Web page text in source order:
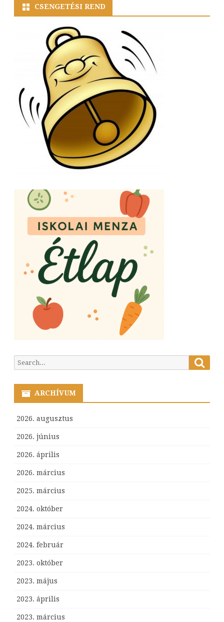
CSENGETÉSI REND
Search
ARCHÍVUM
2026. augusztus
2026. június
2026. április
2026. március
2025. március
2024. október
2024. március
2024. február
2023. október
2023. május
2023. április
2023. március